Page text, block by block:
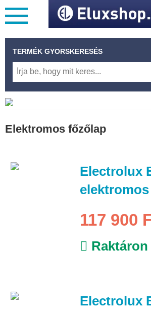
TERMÉK GYORSKERESÉS
Elektromos főzőlap
Electrolux
117 900
Raktáron
Electrolux